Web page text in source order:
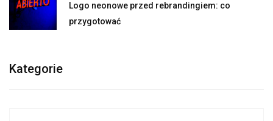
Logo neonowe przed rebrandingiem: co
przygotować
Kategorie